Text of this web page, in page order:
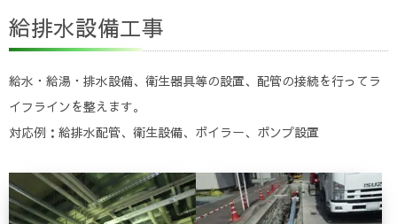
給排水設備工事
給水・給湯・排水設備、衛生器具等の設置、配管の接続を行ってラ
イフラインを整えます。
対応例：給排水配管、衛生設備、ボイラー、ポンプ設置